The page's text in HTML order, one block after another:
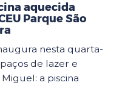
aquecida
Parque São
nesta quarta-
de lazer e
a piscina